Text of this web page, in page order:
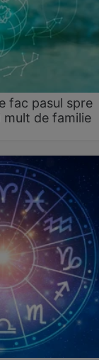
fac pasul spre
mult de familie